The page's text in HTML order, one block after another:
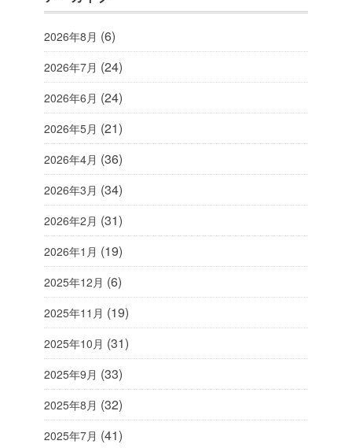
2026年8月 (6)
2026年7月 (24)
2026年6月 (24)
2026年5月 (21)
2026年4月 (36)
2026年3月 (34)
2026年2月 (31)
2026年1月 (19)
2025年12月 (6)
2025年11月 (19)
2025年10月 (31)
2025年9月 (33)
2025年8月 (32)
2025年7月 (41)